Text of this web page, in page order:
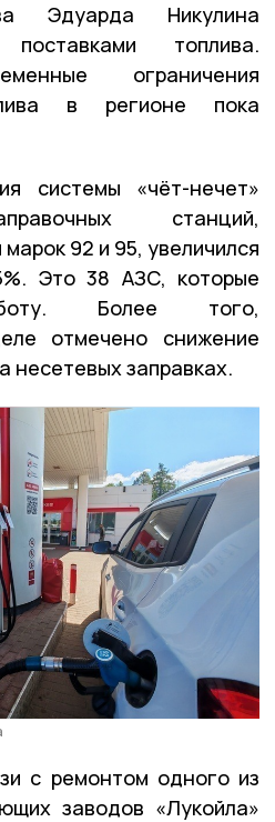
Эдуарда Никулина
топлива.
ограничения
в регионе пока
системы «чёт-нечет»
станций,
92 и 95, увеличился
Это 38 АЗС, которые
Более того,
отмечено снижение
несетевых заправках.
с ремонтом одного из
заводов «Лукойла»